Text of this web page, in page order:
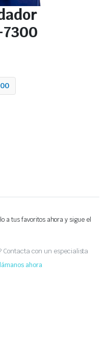
7300
a tus favoritos ahora y sigue el
con un especialista
ahora